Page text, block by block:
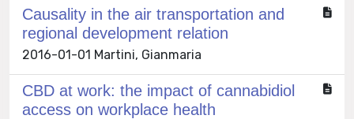
Causality in the air transportation and
regional development relation
2016-01-01 Martini, Gianmaria
CBD at work: the impact of cannabidiol
access on workplace health